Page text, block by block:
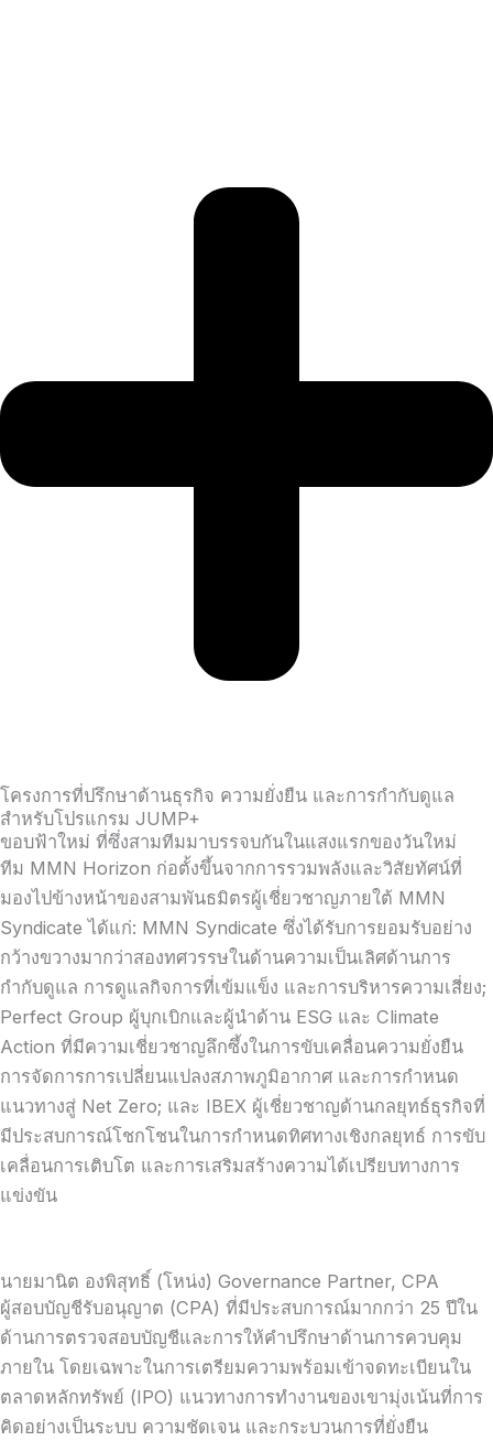
โครงการที่ปรึกษาด้านธุรกิจ ความยั่งยืน และการกำกับดูแล
สำหรับโปรแกรม JUMP+
ขอบฟ้าใหม่ ที่ซึ่งสามทีมมาบรรจบกันในแสงแรกของวันใหม่
ทีม MMN Horizon ก่อตั้งขึ้นจากการรวมพลังและวิสัยทัศน์ที่
มองไปข้างหน้าของสามพันธมิตรผู้เชี่ยวชาญภายใต้ MMN
Syndicate ได้แก่: MMN Syndicate ซึ่งได้รับการยอมรับอย่าง
กว้างขวางมากว่าสองทศวรรษในด้านความเป็นเลิศด้านการ
กำกับดูแล การดูแลกิจการที่เข้มแข็ง และการบริหารความเสี่ยง;
Perfect Group ผู้บุกเบิกและผู้นำด้าน ESG และ Climate
Action ที่มีความเชี่ยวชาญลึกซึ้งในการขับเคลื่อนความยั่งยืน
การจัดการการเปลี่ยนแปลงสภาพภูมิอากาศ และการกำหนด
แนวทางสู่ Net Zero; และ IBEX ผู้เชี่ยวชาญด้านกลยุทธ์ธุรกิจที่
มีประสบการณ์โชกโชนในการกำหนดทิศทางเชิงกลยุทธ์ การขับ
เคลื่อนการเติบโต และการเสริมสร้างความได้เปรียบทางการ
แข่งขัน
นายมานิต องพิสุทธิ์ (โหน่ง) Governance Partner, CPA
ผู้สอบบัญชีรับอนุญาต (CPA) ที่มีประสบการณ์มากกว่า 25 ปีใน
ด้านการตรวจสอบบัญชีและการให้คำปรึกษาด้านการควบคุม
ภายใน โดยเฉพาะในการเตรียมความพร้อมเข้าจดทะเบียนใน
ตลาดหลักทรัพย์ (IPO) แนวทางการทำงานของเขามุ่งเน้นที่การ
คิดอย่างเป็นระบบ ความชัดเจน และกระบวนการที่ยั่งยืน